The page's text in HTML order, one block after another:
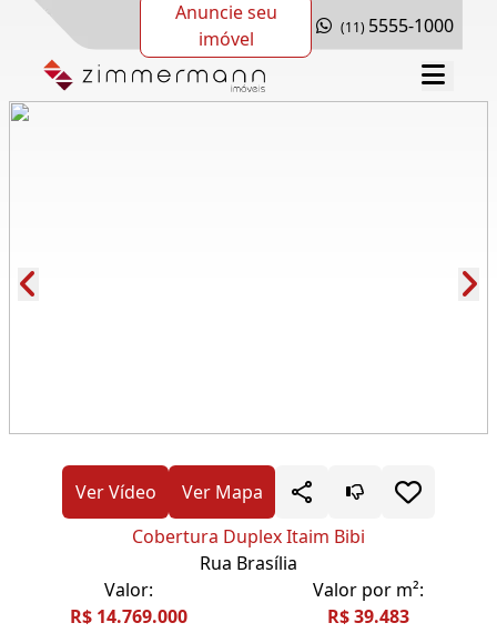
Anuncie seu
imóvel
(11) 5555-1000
Ver Vídeo
Ver Mapa
Cobertura Duplex Itaim Bibi
Rua Brasília
Valor:
R$ 14.769.000
Valor por m²:
R$ 39.483